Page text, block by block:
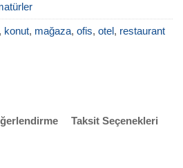
, konut, mağaza, ofis, otel, restaurant
Taksit Seçenekleri